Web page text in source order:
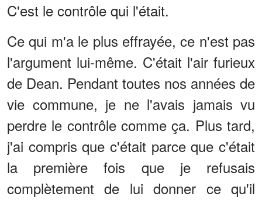
C'est le contrôle qui l'était.
Ce qui m'a le plus effrayée, ce n'est pas
l'argument lui-même. C'était l'air furieux
de Dean. Pendant toutes nos années de
vie commune, je ne l'avais jamais vu
perdre le contrôle comme ça. Plus tard,
j'ai compris que c'était parce que c'était
la première fois que je refusais
complètement de lui donner ce qu'il